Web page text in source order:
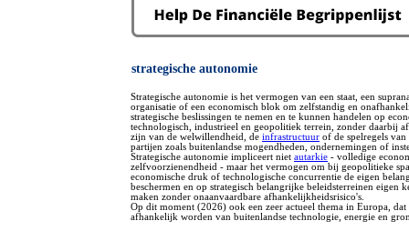
strategische autonomie
Strategische autonomie is het vermogen van een staat, een
organisatie of een economisch blok om zelfstandig en
strategische beslissingen te nemen en te kunnen handelen op
technologisch, industrieel en geopolitiek terrein, zonder daarbij
zijn van de welwillendheid, de infrastructuur of de spelregels van
partijen zoals buitenlandse mogendheden, ondernemingen of
Strategische autonomie impliceert niet autarkie - volledige
zelfvoorzienendheid - maar het vermogen om bij geopolitieke
economische druk of technologische concurrentie de eigen
beschermen en op strategisch belangrijke beleidsterreinen eigen
maken zonder onaanvaardbare afhankelijkheidsrisico's.
Op dit moment (2026) ook een zeer actueel thema in Europa,
afhankelijk worden van buitenlandse technologie, energie en